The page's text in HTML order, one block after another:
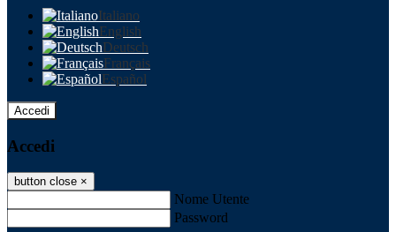
Italiano
English
Deutsch
Français
Español
Accedi
Accedi
button close ×
Nome Utente
Password